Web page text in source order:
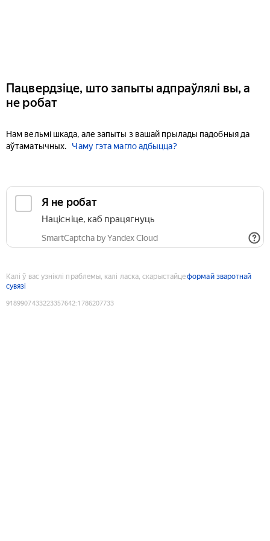
Пацвердзіце, што запыты адпраўлялі вы, а
не робат
Нам вельмі шкада, але запыты з вашай прылады падобныя да
аўтаматычных.
Чаму гэта магло адбыцца?
Я не робат
Націсніце, каб працягнуць
SmartCaptcha by Yandex Cloud
Калі ў вас узніклі праблемы, калі ласка, скарыстайцеформай зваротнай
сувязі
9189907433223357642:1786207733